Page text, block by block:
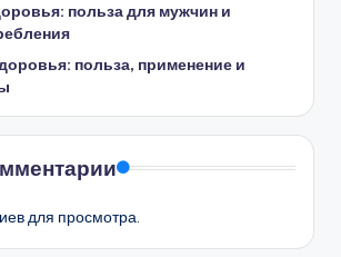
польза для мужчин и
польза, применение и
для просмотра.